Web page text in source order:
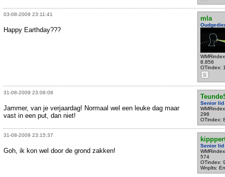
03-08-2009 23:11:41
mla
8.856
OTindex:
S
Happy Earthday???
31-08-2009 23:08:08
Senior lid
298
OTindex:
Jammer, van je verjaardag! Normaal wel een leuke dag maar
vast in een put, dan niet!
31-08-2009 23:15:37
Senior lid
574
OTindex:
Wnplts:
Goh, ik kon wel door de grond zakken!